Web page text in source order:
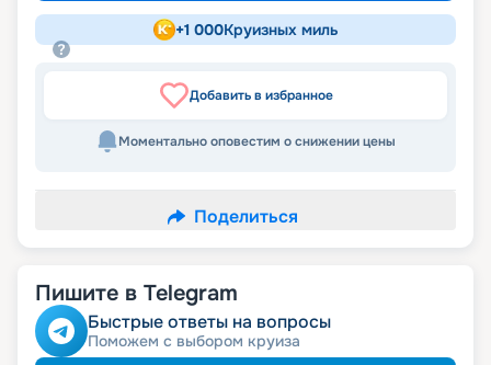
+1 000Круизных миль
Добавить в избранное
Моментально оповестим о снижении цены
Поделиться
Пишите в Telegram
Быстрые ответы на вопросы
Поможем с выбором круиза